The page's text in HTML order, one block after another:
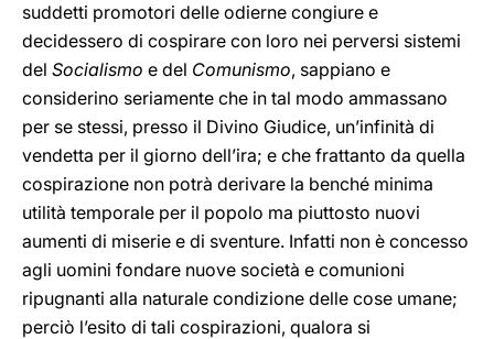
suddetti promotori delle odierne congiure e
decidessero di cospirare con loro nei perversi sistemi
del Socialismo e del Comunismo, sappiano e
considerino seriamente che in tal modo ammassano
per se stessi, presso il Divino Giudice, un’infinità di
vendetta per il giorno dell’ira; e che frattanto da quella
cospirazione non potrà derivare la benché minima
utilità temporale per il popolo ma piuttosto nuovi
aumenti di miserie e di sventure. Infatti non è concesso
agli uomini fondare nuove società e comunioni
ripugnanti alla naturale condizione delle cose umane;
perciò l’esito di tali cospirazioni, qualora si